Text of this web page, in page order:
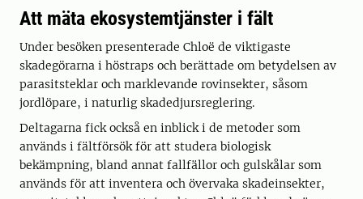
Att mäta ekosystemtjänster i fält
Under besöken presenterade Chloë de viktigaste
skadegörarna i höstraps och berättade om betydelsen av
parasitsteklar och marklevande rovinsekter, såsom
jordlöpare, i naturlig skadedjursreglering.
Deltagarna fick också en inblick i de metoder som
används i fältförsök för att studera biologisk
bekämpning, bland annat fallfällor och gulskålar som
används för att inventera och övervaka skadeinsekter,